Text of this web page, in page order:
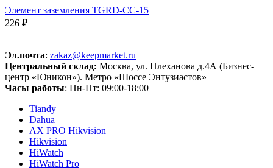
Элемент заземления TGRD-CC-15
226 ₽
Эл.почта: zakaz@keepmarket.ru
Центральный склад: Москва, ул. Плеханова д.4А (Бизнес-
центр «Юникон»). Метро «Шоссе Энтузиастов»
Часы работы: Пн-Пт: 09:00-18:00
Tiandy
Dahua
AX PRO Hikvision
Hikvision
HiWatch
HiWatch Pro